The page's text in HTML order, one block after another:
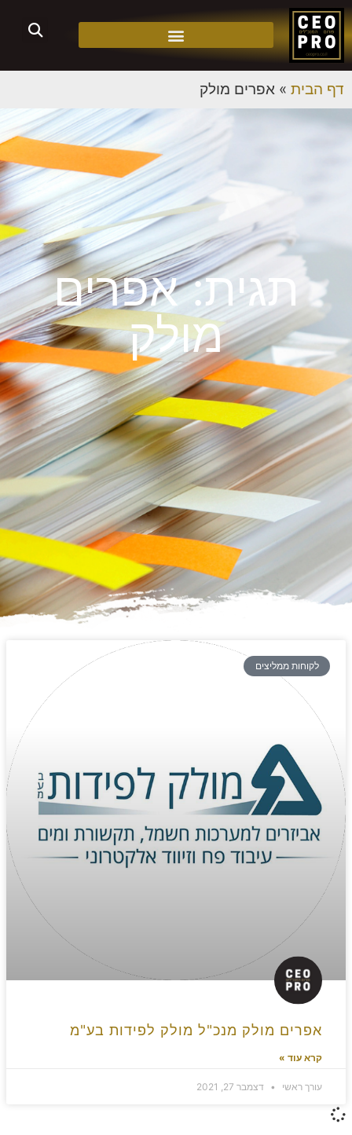
דף הבית » אפרים מולק
תגית: אפרים
מולק
לקוחות ממליצים
אפרים מולק מנכ"ל מולק לפידות בע"מ
קרא עוד »
עורך ראשי דצמבר 27, 2021